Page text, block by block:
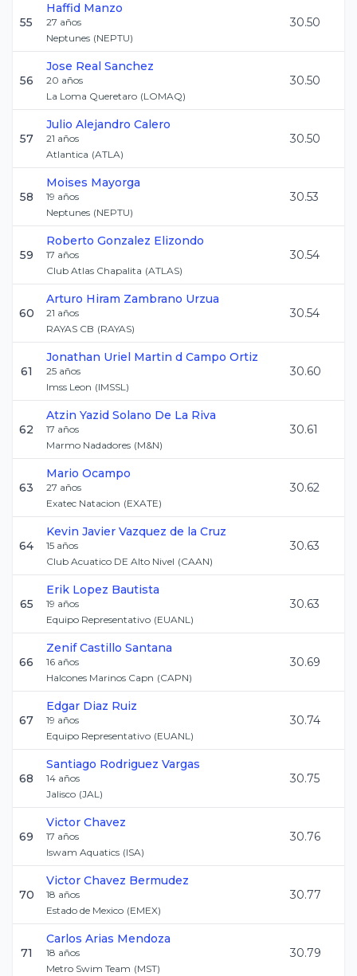
55
Haffid Manzo
27 años
Neptunes (NEPTU)
30.50
56
Jose Real Sanchez
20 años
La Loma Queretaro (LOMAQ)
30.50
57
Julio Alejandro Calero
21 años
Atlantica (ATLA)
30.50
58
Moises Mayorga
19 años
Neptunes (NEPTU)
30.53
59
Roberto Gonzalez Elizondo
17 años
Club Atlas Chapalita (ATLAS)
30.54
60
Arturo Hiram Zambrano Urzua
21 años
RAYAS CB (RAYAS)
30.54
61
Jonathan Uriel Martin d Campo Ortiz
25 años
Imss Leon (IMSSL)
30.60
62
Atzin Yazid Solano De La Riva
17 años
Marmo Nadadores (M&N)
30.61
63
Mario Ocampo
27 años
Exatec Natacion (EXATE)
30.62
64
Kevin Javier Vazquez de la Cruz
15 años
Club Acuatico DE Alto Nivel (CAAN)
30.63
65
Erik Lopez Bautista
19 años
Equipo Representativo (EUANL)
30.63
66
Zenif Castillo Santana
16 años
Halcones Marinos Capn (CAPN)
30.69
67
Edgar Diaz Ruiz
19 años
Equipo Representativo (EUANL)
30.74
68
Santiago Rodriguez Vargas
14 años
Jalisco (JAL)
30.75
69
Victor Chavez
17 años
Iswam Aquatics (ISA)
30.76
70
Victor Chavez Bermudez
18 años
Estado de Mexico (EMEX)
30.77
71
Carlos Arias Mendoza
18 años
Metro Swim Team (MST)
30.79